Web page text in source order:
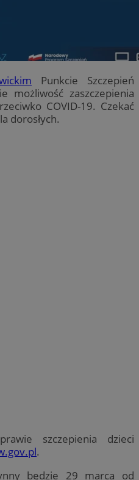
Punkcie Szczepień
możliwość zaszczepienia
COVID-19. Czekać
dorosłych.
szczepienia dzieci
.
będzie 29 marca od